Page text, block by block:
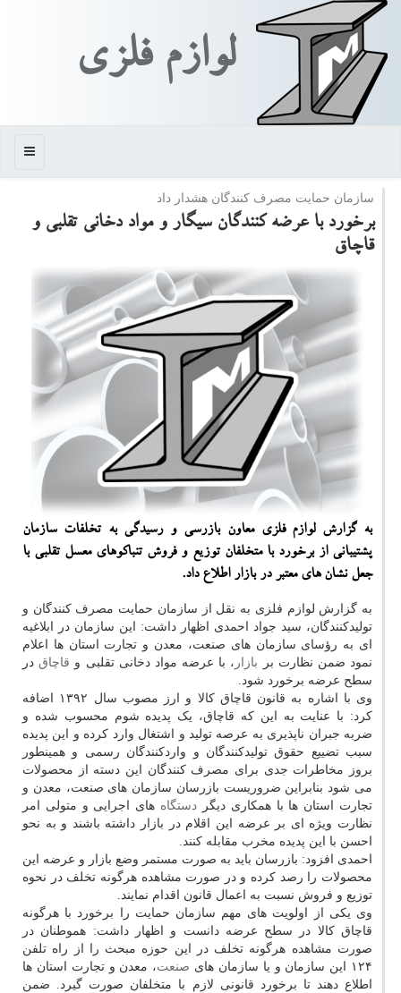
لوازم فلزی
منو
سازمان حمایت مصرف كنندگان هشدار داد
برخورد با عرضه كنندگان سیگار و مواد دخانی تقلبی و
قاچاق
به گزارش لوازم فلزی معاون بازرسی و رسیدگی به تخلفات سازمان
پشتیبانی از برخورد با متخلفان توزیع و فروش تنباكوهای معسل تقلبی با
جعل نشان های معتبر در بازار اطلاع داد.
به گزارش لوازم فلزی به نقل از سازمان حمایت مصرف کنندگان و
تولیدکنندگان، سید جواد احمدی اظهار داشت: این سازمان در ابلاغیه
ای به رؤسای سازمان های صنعت، معدن و تجارت استان ها اعلام
نمود ضمن نظارت بر بازار ، با عرضه مواد دخانی تقلبی و قاچاقدر
سطح عرضه برخورد شود.
وی با اشاره به قانون قاچاق کالا و ارز مصوب سال ۱۳۹۲ اضافه
کرد: با عنایت به این که قاچاق، یک پدیده شوم محسوب شده و
ضربه جبران ناپذیری به عرصه تولید و اشتغال وارد کرده و این پدیده
سبب تضییع حقوق تولیدکنندگان و واردکنندگان رسمی و همینطور
بروز مخاطرات جدی برای مصرف کنندگان این دسته از محصولات
می شود بنابراین ضروریست بازرسان سازمان های صنعت، معدن و
تجارت استان ها با همکاری دیگر دستگاه های اجرایی و متولی امر
نظارت ویژه ای بر عرضه این اقلام در بازار داشته باشند و به نحو
احسن با این پدیده مخرب مقابله کنند.
احمدی افزود: بازرسان باید به صورت مستمر وضع بازار و عرضه این
محصولات را رصد کرده و در صورت مشاهده هرگونه تخلف در نحوه
توزیع و فروش نسبت به اعمال قانون اقدام نمایند.
وی یکی از اولویت های مهم سازمان حمایت را برخورد با هرگونه
قاچاق کالا در سطح عرضه دانست و اظهار داشت: هموطنان در
صورت مشاهده هرگونه تخلف در این حوزه مبحث را از راه تلفن
۱۲۴ این سازمان و یا سازمان های
صنعت، معدن و تجارت استان ها
اطلاع دهند تا برخورد قانونی لازم با متخلفان صورت گیرد. ضمن